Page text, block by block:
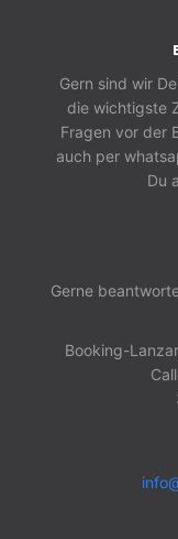
Gern sind wir
die wichtigste
Fragen vor der
auch per
Du
Gerne
Booking-